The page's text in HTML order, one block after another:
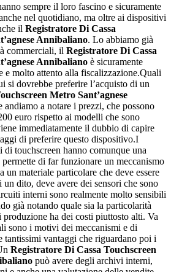
sempre il loro fascino e sicuramente
nel quotidiano, ma oltre ai dispositivi
il Registratore Di Cassa
Annibaliano. Lo abbiamo già
commerciali, il Registratore Di Cassa
Annibaliano è sicuramente
e molto attento alla fiscalizzazione.Quali
si dovrebbe preferire l’acquisto di un
Metro Sant’agnese
andiamo a notare i prezzi, che possono
euro rispetto ai modelli che sono
immediatamente il dubbio di capire
di preferire questo dispositivo.I
touchscreen hanno comunque una
di far funzionare un meccanismo
un materiale particolare che deve essere
dito, deve avere dei sensori che sono
interni sono realmente molto sensibili
già notando quale sia la particolarità
ha dei costi piuttosto alti. Va
sono i motivi dei meccanismi e di
tantissimi vantaggi che riguardano poi i
Registratore Di Cassa Touchscreen
può avere degli archivi interni,